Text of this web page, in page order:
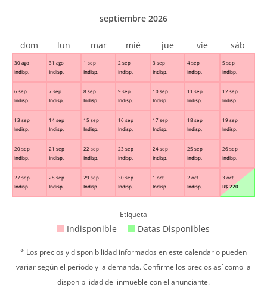
30 ago
Indisp.
31 ago
Indisp.
1 sep
Indisp.
2 sep
Indisp.
3 sep
Indisp.
4 sep
Indisp.
5 sep
Indisp.
6 sep
Indisp.
7 sep
Indisp.
8 sep
Indisp.
9 sep
Indisp.
10 sep
Indisp.
11 sep
Indisp.
12 sep
Indisp.
13 sep
Indisp.
14 sep
Indisp.
15 sep
Indisp.
16 sep
Indisp.
17 sep
Indisp.
18 sep
Indisp.
19 sep
Indisp.
20 sep
Indisp.
21 sep
Indisp.
22 sep
Indisp.
23 sep
Indisp.
24 sep
Indisp.
25 sep
Indisp.
26 sep
Indisp.
27 sep
Indisp.
28 sep
Indisp.
29 sep
Indisp.
30 sep
Indisp.
1 oct
Indisp.
2 oct
Indisp.
3 oct
R$ 220
septiembre 2026
dom lun mar mié jue vie sáb
Etiqueta
Indisponible Datas Disponibles
* Los precios y disponibilidad informados en este calendario pueden
variar según el período y la demanda. Confirme los precios así como la
disponibilidad del inmueble con el anunciante.